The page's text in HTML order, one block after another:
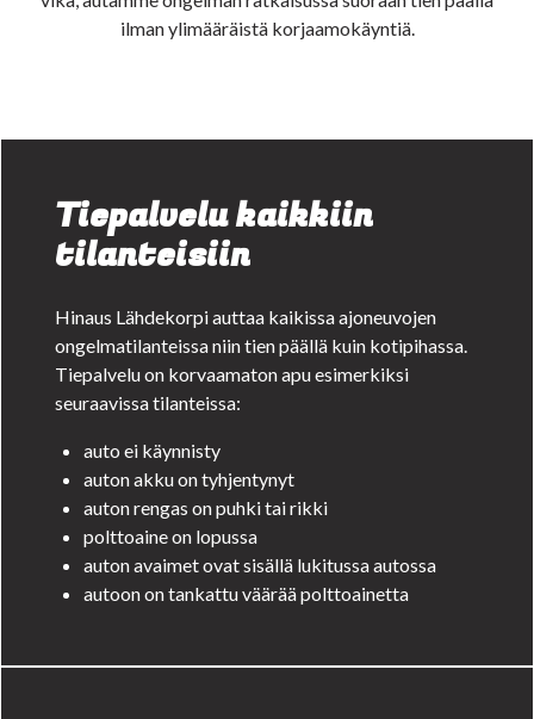
ilman ylimääräistä korjaamokäyntiä.
Tiepalvelu kaikkiin
tilanteisiin
Hinaus Lähdekorpi auttaa kaikissa ajoneuvojen
ongelmatilanteissa niin tien päällä kuin kotipihassa.
Tiepalvelu on korvaamaton apu esimerkiksi
seuraavissa tilanteissa:
auto ei käynnisty
auton akku on tyhjentynyt
auton rengas on puhki tai rikki
polttoaine on lopussa
auton avaimet ovat sisällä lukitussa autossa
autoon on tankattu väärää polttoainetta